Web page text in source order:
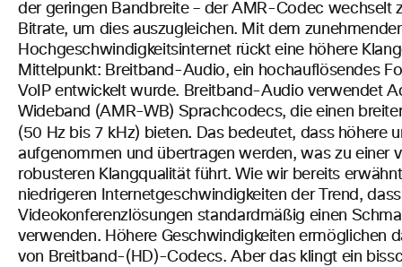
der geringen Bandbreite – der AMR-Codec wechselt
Bitrate, um dies auszugleichen. Mit dem
Hochgeschwindigkeitsinternet rückt eine höhere
Mittelpunkt: Breitband-Audio, ein hochauflösendes
VoIP entwickelt wurde. Breitband-Audio verwendet
Wideband (AMR-WB) Sprachcodecs, die einen
(50 Hz bis 7 kHz) bieten. Das bedeutet, dass höhere
aufgenommen und übertragen werden, was zu einer
robusteren Klangqualität führt. Wie wir bereits
niedrigeren Internetgeschwindigkeiten der Trend, dass
Videokonferenzlösungen standardmäßig einen
verwenden. Höhere Geschwindigkeiten ermöglichen
von Breitband-(HD)-Codecs. Aber das klingt ein